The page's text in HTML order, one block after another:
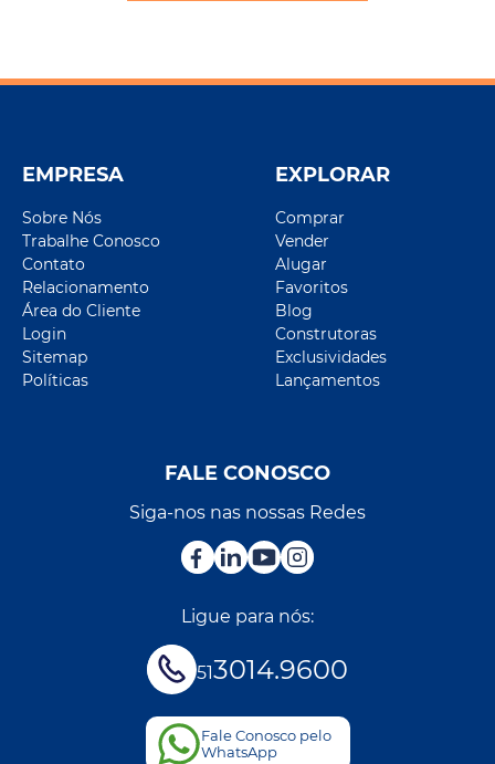
EMPRESA
Sobre Nós
Trabalhe Conosco
Contato
Relacionamento
Área do Cliente
Login
Sitemap
Políticas
EXPLORAR
Comprar
Vender
Alugar
Favoritos
Blog
Construtoras
Exclusividades
Lançamentos
FALE CONOSCO
Siga-nos nas nossas Redes
Ligue para nós:
513014.9600
Fale Conosco pelo
WhatsApp